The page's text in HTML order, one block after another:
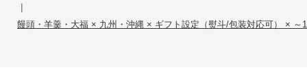
|
饅頭・羊羹・大福 × 九州・沖縄 × ギフト設定（熨斗/包装対応可） × ～